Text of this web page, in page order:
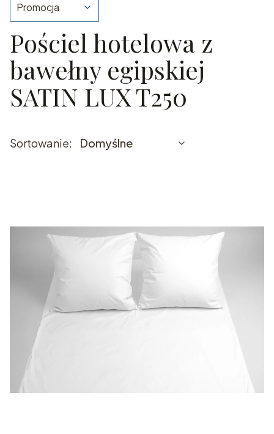
Promocja
Koniec filtrów
Pościel hotelowa z
bawełny egipskiej
SATIN LUX T250
LISTA PRODUKTÓW
Sortowanie: Domyślne
Domyślne